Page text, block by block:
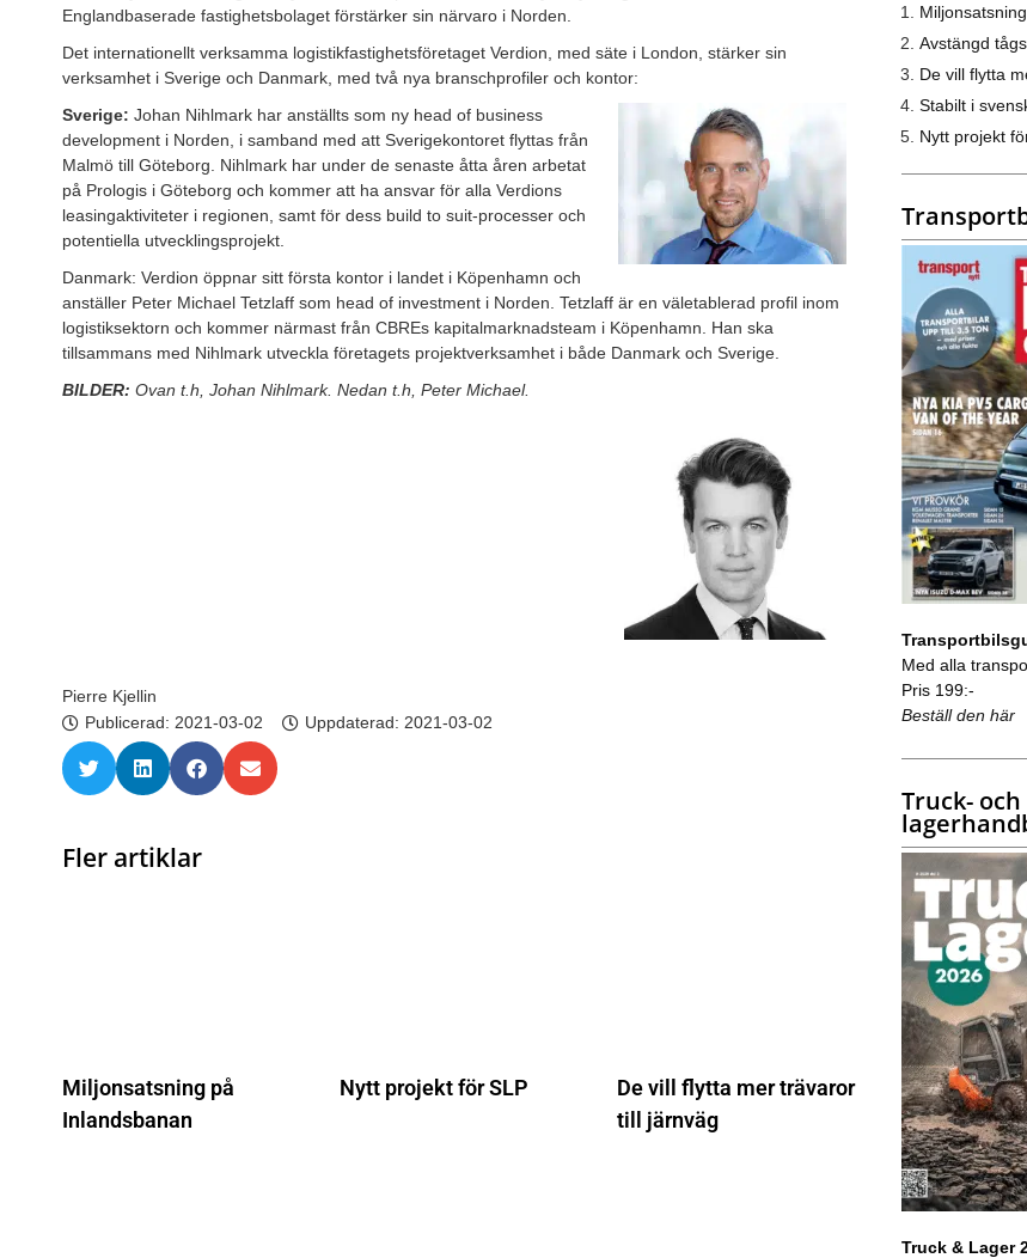
Englandbaserade fastighetsbolaget förstärker sin närvaro i Norden.
Det internationellt verksamma logistikfastighetsföretaget Verdion, med säte i London, stärker sin
verksamhet i Sverige och Danmark, med två nya branschprofiler och kontor:
Sverige: Johan Nihlmark har anställts som ny head of business
development i Norden, i samband med att Sverigekontoret flyttas från
Malmö till Göteborg. Nihlmark har under de senaste åtta åren arbetat
på Prologis i Göteborg och kommer att ha ansvar för alla Verdions
leasingaktiviteter i regionen, samt för dess build to suit-processer och
potentiella utvecklingsprojekt.
Danmark: Verdion öppnar sitt första kontor i landet i Köpenhamn och
anställer Peter Michael Tetzlaff som head of investment i Norden. Tetzlaff är en väletablerad profil inom
logistiksektorn och kommer närmast från CBREs kapitalmarknadsteam i Köpenhamn. Han ska
tillsammans med Nihlmark utveckla företagets projektverksamhet i både Danmark och Sverige.
BILDER: Ovan t.h, Johan Nihlmark. Nedan t.h, Peter Michael.
Pierre Kjellin
Publicerad: 2021-03-02 Uppdaterad: 2021-03-02
Fler artiklar
Miljonsatsning på
Inlandsbanan
Nytt projekt för SLP
De vill flytta mer trävaror
till järnväg
Avstängd
De vill flytta
Stabilt i
Nytt projekt
Med alla
Pris 199:-
Beställ den här
Truck- och
Truck & Lager